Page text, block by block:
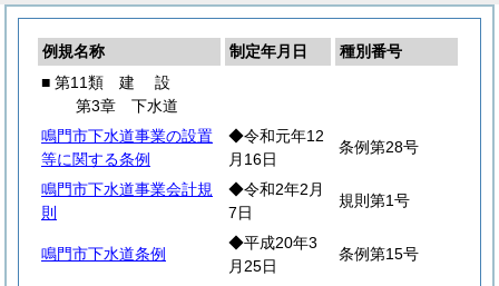
例規名称 制定年月日
種別番号
■ 第11類 建 設
第3章 下水道
鳴門市下水道事業の設置
等に関する条例
◆令和元年12
月16日
条例第28号
鳴門市下水道事業会計規
則
◆令和2年2月
7日
規則第1号
鳴門市下水道条例
◆平成20年3
月25日
条例第15号